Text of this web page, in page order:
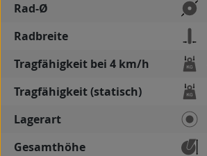
Rad-Ø
Radbreite
Tragfähigkeit bei 4 km/h
Tragfähigkeit (statisch)
Lagerart
Gesamthöhe